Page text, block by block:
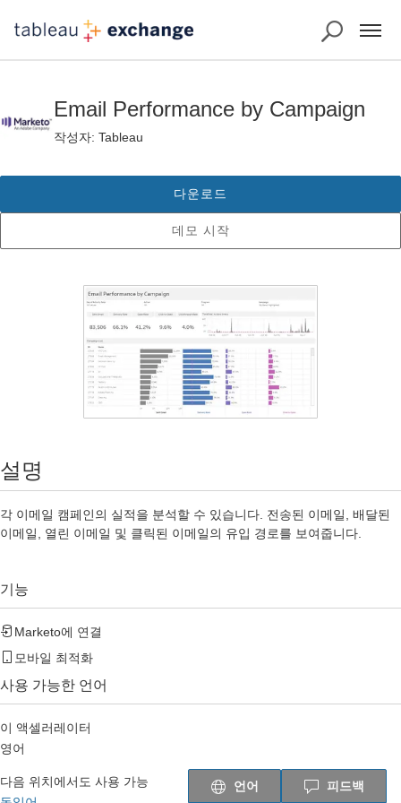
Email Performance by Campaign
작성자: Tableau
데모 시작
다운로드
설명
각 이메일 캠페인의 실적을 분석할 수 있습니다. 전송된 이메일, 배달된
이메일, 열린 이메일 및 클릭된 이메일의 유입 경로를 보여줍니다.
기능
Marketo에 연결
모바일 최적화
사용 가능한 언어
이 액셀러레이터
영어
다음 위치에서도 사용 가능
언어 피드백